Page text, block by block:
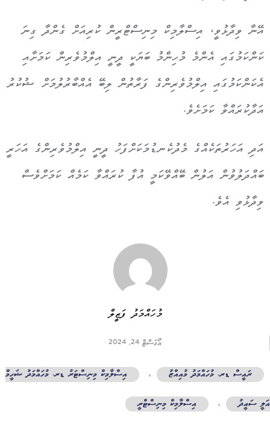
އޭނާ ވިދާޅުވީ، އިސްލާމިކް މިނިސްޓްރީން ކުރިއަށް ގެންދާ ގިނަ
ކަންކަމުގައި އެންމެ މުހިންމު ބަޔަކީ ދީނީ އިލްމުވެރިން ކަމަށާއި
އެކަންކަމުގައި އިލްމުވެރިންގެ ފަރާތުން ލިބޭ އެއްބާރުލުމަށް ޝުކުރު
އަދާކުރައްވާ ކަމަށެވެ.
އަދި އަހަރުތަކެއްގެ މެދުކެނޑުމަކަށްފަހު ދީނީ އިލްމުވެރިންގެ އަހަރީ
ބައްދަލުވުން އަލުން ބޭއްވޭކަމީ އުފާ ކުރައްވާ ކަމެއް ކަމަށްވެސް
ވިދާޅުވި އެވެ.
މުހައްމަދު ފަޒީލް
އޯގަސްޓް 24, 2024
ރައީސް ޑރ. މުހައްމަދު މުއިއްޒު , އިސްލާމިކް މިނިސްޓަރު ޑރ. މުހައްމަދު ޝަހީމް
ސައީދު , އިސްލާމިކް މިނިސްޓްރީ